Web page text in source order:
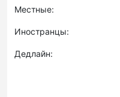
Местные:
Иностранцы:
Дедлайн: